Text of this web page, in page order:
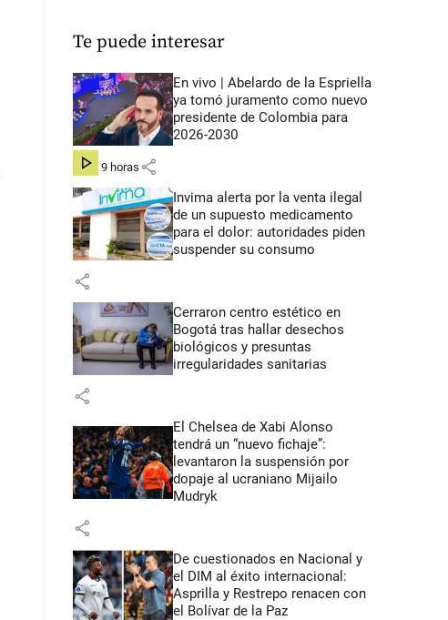
Te puede interesar
En vivo | Abelardo de la Espriella
ya tomó juramento como nuevo
presidente de Colombia para
2026-2030
hace 9 horas share
Invima alerta por la venta ilegal
de un supuesto medicamento
para el dolor: autoridades piden
suspender su consumo
share
Cerraron centro estético en
Bogotá tras hallar desechos
biológicos y presuntas
irregularidades sanitarias
share
El Chelsea de Xabi Alonso
tendrá un “nuevo fichaje”:
levantaron la suspensión por
dopaje al ucraniano Mijailo
Mudryk
share
De cuestionados en Nacional y
el DIM al éxito internacional:
Asprilla y Restrepo renacen con
el Bolívar de la Paz